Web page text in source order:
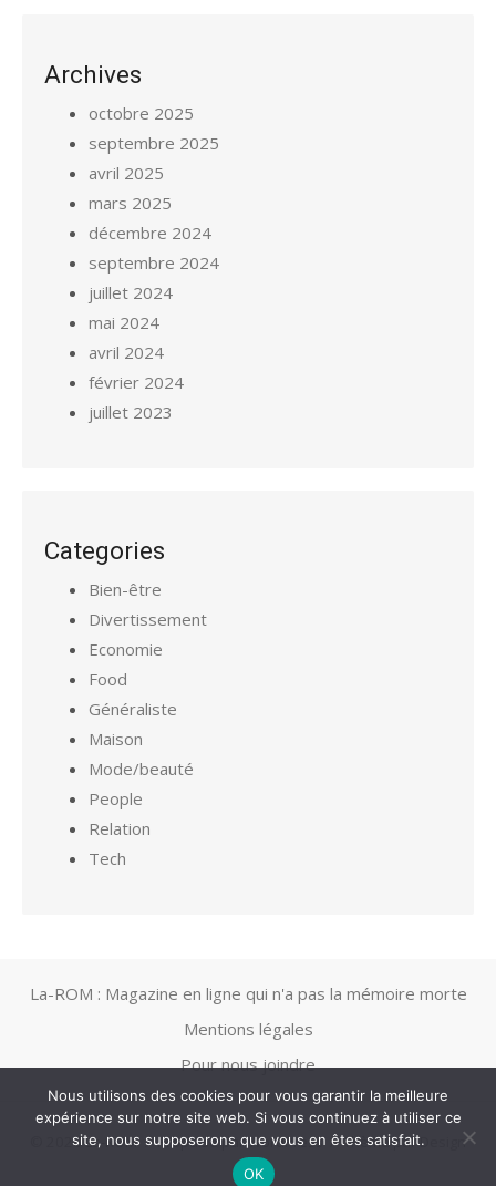
Archives
octobre 2025
septembre 2025
avril 2025
mars 2025
décembre 2024
septembre 2024
juillet 2024
mai 2024
avril 2024
février 2024
juillet 2023
Categories
Bien-être
Divertissement
Economie
Food
Généraliste
Maison
Mode/beauté
People
Relation
Tech
La-ROM : Magazine en ligne qui n'a pas la mémoire morte
Mentions légales
Pour nous joindre
© 2026 La-ROM / Propulsé par WordPress / Thème par Design
Lab
Nous utilisons des cookies pour vous garantir la meilleure
expérience sur notre site web. Si vous continuez à utiliser ce
site, nous supposerons que vous en êtes satisfait.
OK